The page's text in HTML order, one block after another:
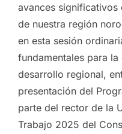
avances
de nuestra región
en esta sesión
fundamentales para
desarrollo regional,
presentación del
parte del rector de la
Trabajo 2025 del